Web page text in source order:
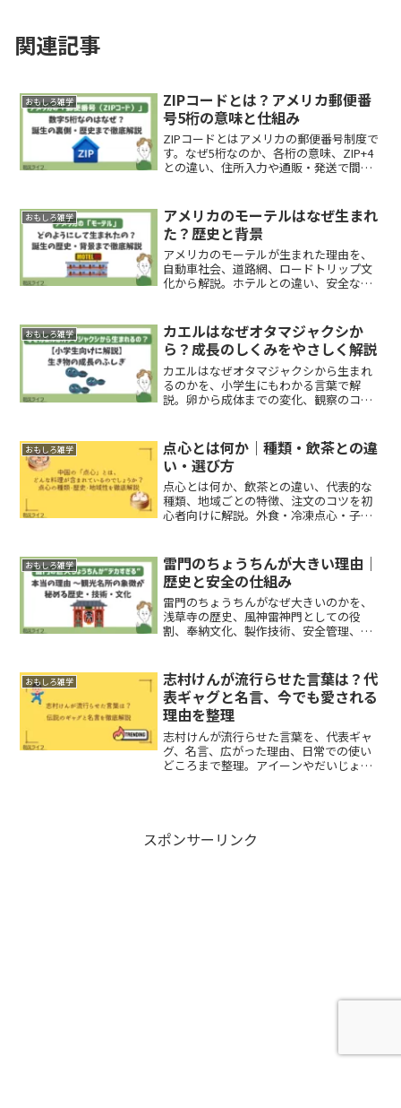
関連記事
おもしろ雑学
ZIPコードとは？アメリカ郵便番
号5桁の意味と仕組み
ZIPコードとはアメリカの郵便番号制度で
す。なぜ5桁なのか、各桁の意味、ZIP+4
との違い、住所入力や通販・発送で間違
おもしろ雑学
アメリカのモーテルはなぜ生まれ
た？歴史と背景
アメリカのモーテルが生まれた理由を、
自動車社会、道路網、ロードトリップ文
化から解説。ホテルとの違い、安全な選
おもしろ雑学
カエルはなぜオタマジャクシか
ら？成長のしくみをやさしく解説
カエルはなぜオタマジャクシから生まれ
るのかを、小学生にもわかる言葉で解
説。卵から成体までの変化、観察のコ
おもしろ雑学
点心とは何か｜種類・飲茶との違
い・選び方
点心とは何か、飲茶との違い、代表的な
種類、地域ごとの特徴、注文のコツを初
心者向けに解説。外食・冷凍点心・子ど
おもしろ雑学
雷門のちょうちんが大きい理由｜
歴史と安全の仕組み
雷門のちょうちんがなぜ大きいのかを、
浅草寺の歴史、風神雷神門としての役
割、奉納文化、製作技術、安全管理、観
おもしろ雑学
志村けんが流行らせた言葉は？代
表ギャグと名言、今でも愛される
理由を整理
志村けんが流行らせた言葉を、代表ギャ
グ、名言、広がった理由、日常での使い
どころまで整理。アイーンやだいじょぶ
スポンサーリンク